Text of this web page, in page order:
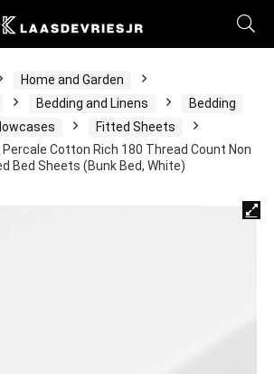
Home and Garden
Bedding and Linens
Bedding
Fitted Sheets
Cotton Rich 180 Thread Count Non
Bed Sheets (Bunk Bed, White)